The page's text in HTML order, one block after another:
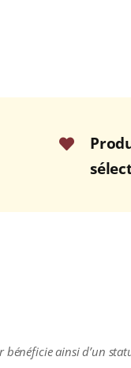
bénéficie ainsi d’un